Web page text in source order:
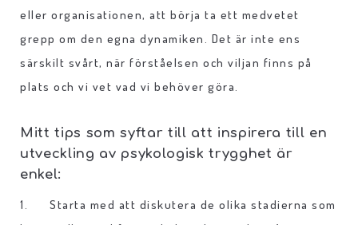
eller organisationen, att börja ta ett medvetet
grepp om den egna dynamiken. Det är inte ens
särskilt svårt, när förståelsen och viljan finns på
plats och vi vet vad vi behöver göra.
Mitt tips som syftar till att inspirera till en
utveckling av psykologisk trygghet är
enkel:
1. Starta med att diskutera de olika stadierna som